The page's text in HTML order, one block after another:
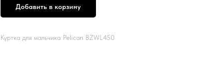
Добавить в корзину
Куртка для мальчика Pelican BZWL450